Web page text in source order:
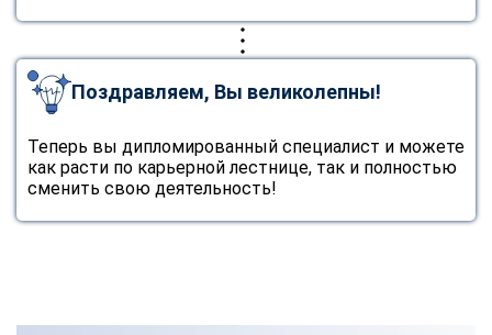
Поздравляем, Вы великолепны!
Теперь вы дипломированный специалист и можете
как расти по карьерной лестнице, так и полностью
сменить свою деятельность!